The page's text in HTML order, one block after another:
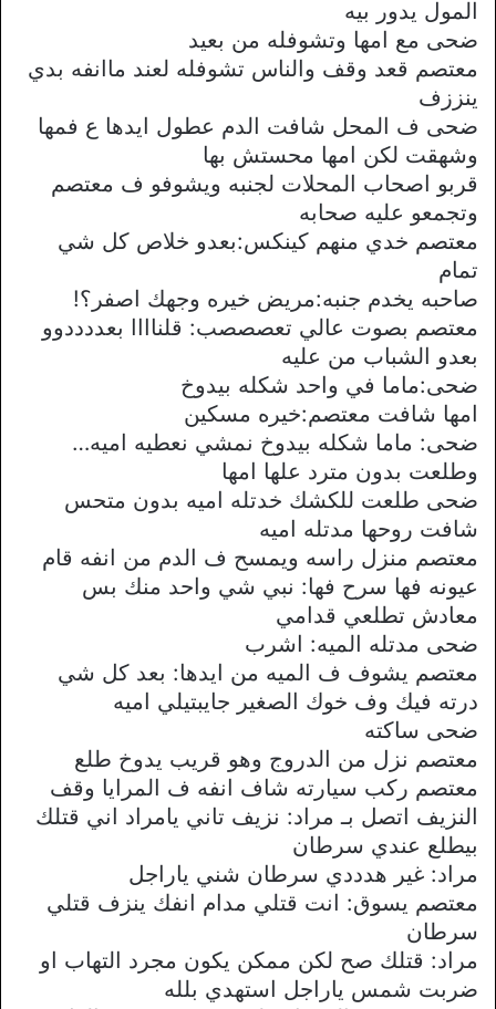
المول يدور بيه
ضحى مع امها وتشوفله من بعيد
معتصم قعد وقف والناس تشوفله لعند ماانفه بدي
ينززف
ضحى ف المحل شافت الدم عطول ايدها ع فمها
وشهقت لكن امها محستش بها
قربو اصحاب المحلات لجنبه ويشوفو ف معتصم
وتجمعو عليه صحابه
معتصم خدي منهم كينكس:بعدو خلاص كل شي
تمام
صاحبه يخدم جنبه:مريض خيره وجهك اصفر؟!
معتصم بصوت عالي تعصصصب: قلناااا بعددددوو
بعدو الشباب من عليه
ضحى:ماما في واحد شكله بيدوخ
امها شافت معتصم:خيره مسكين
ضحى: ماما شكله بيدوخ نمشي نعطيه اميه…
وطلعت بدون مترد علها امها
ضحى طلعت للكشك خدتله اميه بدون متحس
شافت روحها مدتله اميه
معتصم منزل راسه ويمسح ف الدم من انفه قام
عيونه فها سرح فها: نبي شي واحد منك بس
معادش تطلعي قدامي
ضحى مدتله الميه: اشرب
معتصم يشوف ف الميه من ايدها: بعد كل شي
درته فيك وف خوك الصغير جايبتيلي اميه
ضحى ساكته
معتصم نزل من الدروج وهو قريب يدوخ طلع
معتصم ركب سيارته شاف انفه ف المرايا وقف
النزيف اتصل بـ مراد: نزيف تاني يامراد اني قتلك
بيطلع عندي سرطان
مراد: غير هدددي سرطان شني ياراجل
معتصم يسوق: انت قتلي مدام انفك ينزف قتلي
سرطان
مراد: قتلك صح لكن ممكن يكون مجرد التهاب او
ضربت شمس ياراجل استهدي بلله